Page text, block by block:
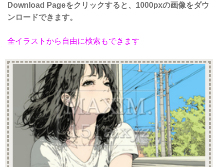
Download Pageをクリックすると、1000pxの画像をダウ
ンロードできます。
全イラストから自由に検索もできます